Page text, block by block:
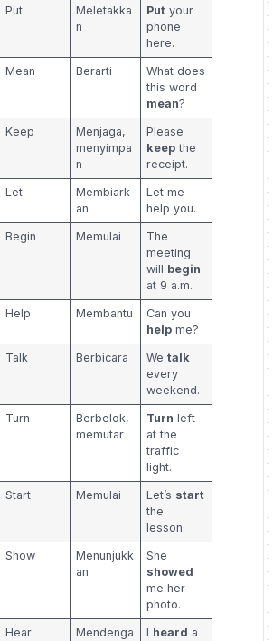
Put
Meletakka
n
Put your
phone
here.
Mean Berarti
What does
this word
mean?
Keep
Menjaga,
menyimpa
n
Please
keep the
receipt.
Let
Membiark
an
Let me
help you.
Begin Memulai
The
meeting
will begin
at 9 a.m.
Help Membantu
Can you
help me?
Talk Berbicara Wetalk
every
weekend.
Turn
Berbelok,
memutar
Turn left
at the
traffic
light.
Start Memulai Let’s start
the
lesson.
Show
Menunjukk
an
She
showed
me her
photo.
Hear
Mendenga
I heard a